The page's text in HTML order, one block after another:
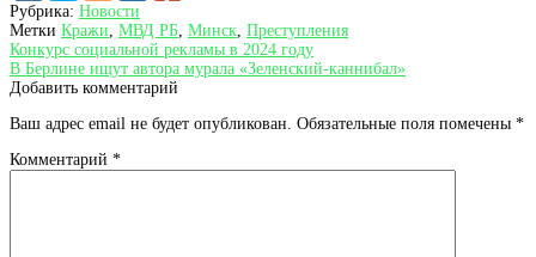
Рубрика: Новости
Метки Кражи МВД РБ Минск Преступления
Навигация
по
записям
Предыдущая
запись:
Конкурс социальной рекламы в 2024 году
Следующая
запись:
В Берлине ищут автора мурала «Зеленский-каннибал»
Добавить комментарий
Ваш адрес email не будет опубликован. Обязательные поля помечены *
Комментарий *